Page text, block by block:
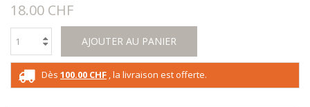
18.00 CHF
AJOUTER AU PANIER
Dès 100.00 CHF , la livraison est offerte.